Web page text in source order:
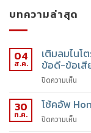
บทความล่าสุด
04
ส.ค.
เติมลมไนโ
ข้อดี-ข้อเสี
ปิดความเห็น
30
ก.ค.
โช้คอัพ
ปิดความเห็น